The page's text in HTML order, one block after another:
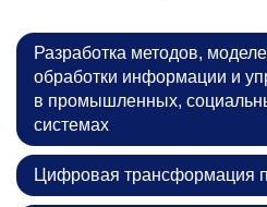
Разработка методов,
обработки информации и
в промышленных,
системах
Цифровая трансформация